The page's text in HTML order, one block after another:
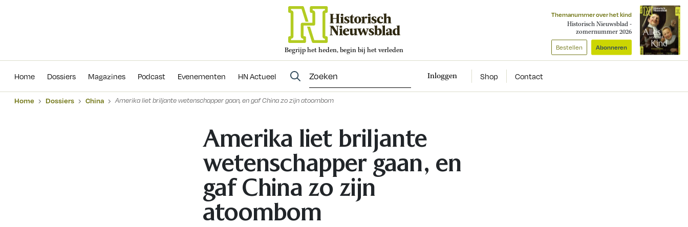
Begrijp het heden, begin bij het verleden
Themanummer over het kind
Historisch Nieuwsblad -
zomernummer 2026
Bestellen Abonneren
Home Dossiers Magazines Podcast Evenementen HN Actueel Inloggen Shop Contact
Evenementen
Home Dossiers China Amerika liet briljante wetenschapper gaan, en gaf China zo zijn atoombom
Amerika liet briljante
wetenschapper gaan, en
gaf China zo zijn
atoombom